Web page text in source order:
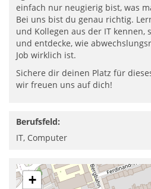
einfach nur neugierig bist, was
Bei uns bist du genau richtig.
und Kollegen aus der IT kennen,
und entdecke, wie
Job wirklich ist.
Sichere dir deinen Platz für
wir freuen uns auf dich!
Berufsfeld:
IT, Computer
+